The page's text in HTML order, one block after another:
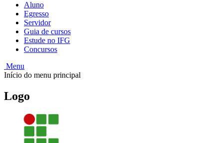
Aluno
Egresso
Servidor
Guia de cursos
Estude no IFG
Concursos
Menu
Início do menu principal
Logo